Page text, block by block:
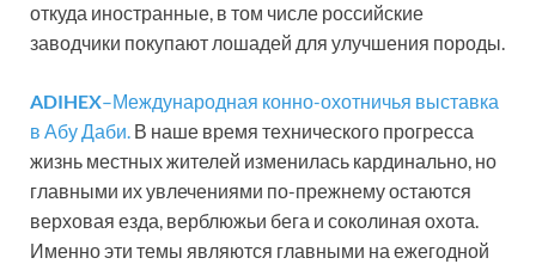
откуда иностранные, в том числе российские
заводчики покупают лошадей для улучшения породы.
ADIHEX–Международная конно-охотничья выставка
в Абу Даби. В наше время технического прогресса
жизнь местных жителей изменилась кардинально, но
главными их увлечениями по-прежнему остаются
верховая езда, верблюжьи бега и соколиная охота.
Именно эти темы являются главными на ежегодной